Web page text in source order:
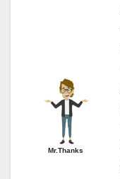
Mr.Thanks